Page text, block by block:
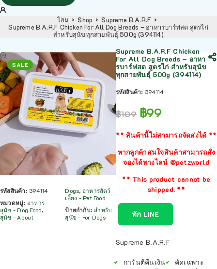
โฮม Shop
Supreme B.A.R.F
Supreme B.A.R.F Chicken For All Dog Breeds – อาหารบาร์ฟสด สูตรไก่
สำหรับสุนัขทุกสายพันธุ์ 500g (394114)
SALE
รหัสสินค้า: 394114
หมวดหมู่: อาหาร
สุนัข - Dog Food,
สุนัข - About
Dogs, อาหารสัตว์
เลี้ยง - Pet Food
ป้ายกำกับ:สำหรับ
สุนัข - For Dogs
Supreme B.A.R.F Chicken
For All Dog Breeds – อาหา
รบาร์ฟสด สูตรไก่ สำหรับสุนัข
ทุกสายพันธุ์ 500g (394114)
รหัสสินค้า: 394114
฿109 ฿99
** สินค้านี้ไม่สามารถจัดส่งได้ **
หากลูกค้าสนใจสินค้าสามารถสั่ง
จองได้ทางไลน์ @petzworld
** This product cannot be
shipped. **
ทัก LINE
Supreme B.A.R.F
การันตีคืนเงิน
คัดเฉพาะ